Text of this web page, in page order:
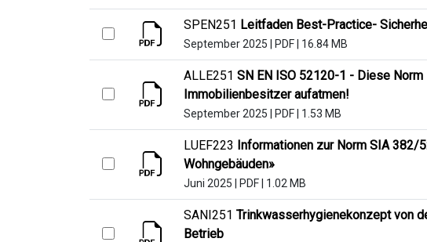
SPEN251 Leitfaden Best-Practice-
September 2025 PDF 16.84 MB
ALLE251 SN EN ISO 52120-1 - Diese
Immobilienbesitzer aufatmen!
September 2025 PDF 1.53 MB
LUEF223 Informationen zur Norm SIA 382/
Wohngebäuden»
Juni 2025 PDF 1.02 MB
SANI251 Trinkwasserhygienekonzept von
Betrieb